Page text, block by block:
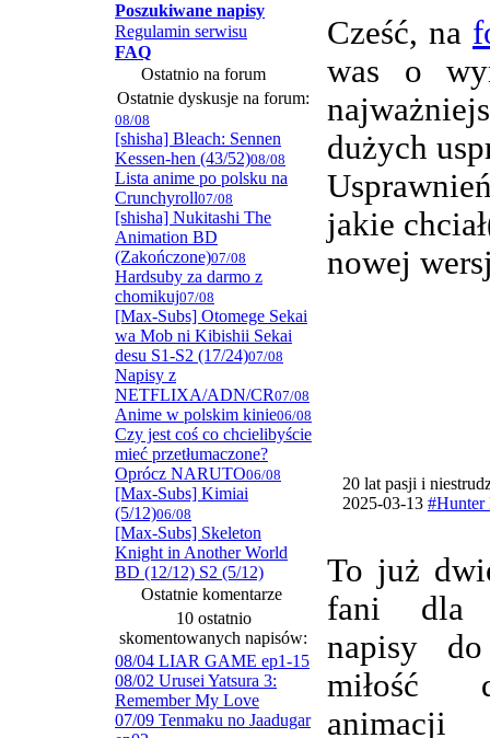
Poszukiwane napisy
Regulamin serwisu
FAQ
Ostatnio na forum
Ostatnie dyskusje na forum:
08/08
[shisha] Bleach: Sennen
Kessen-hen (43/52)08/08
Lista anime po polsku na
Crunchyroll07/08
[shisha] Nukitashi The
Animation BD
(Zakończone)07/08
Hardsuby za darmo z
chomikuj07/08
[Max-Subs] Otomege Sekai
wa Mob ni Kibishii Sekai
desu S1-S2 (17/24)07/08
Napisy z
NETFLIXA/ADN/CR07/08
Anime w polskim kinie06/08
Czy jest coś co chcielibyście
mieć przetłumaczone?
Oprócz NARUTO06/08
[Max-Subs] Kimiai
(5/12)06/08
[Max-Subs] Skeleton
Knight in Another World
BD (12/12) S2 (5/12)
Ostatnie komentarze
10 ostatnio
skomentowanych napisów:
08/04 LIAR GAME ep1-15
08/02 Urusei Yatsura 3:
Remember My Love
07/09 Tenmaku no Jaadugar
Cześć, na
was o
dużych
jakie
nowej
20 lat pasji i
2025-03-13
To już
fani dla
napisy
miłość